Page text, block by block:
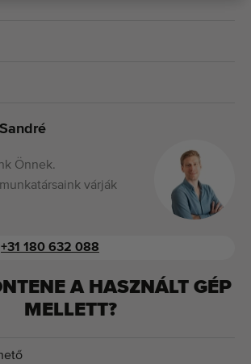
Önnek.
várják
+31 180 632 088
A HASZNÁLT GÉP
MELLETT?